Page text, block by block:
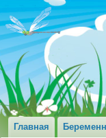
Главная